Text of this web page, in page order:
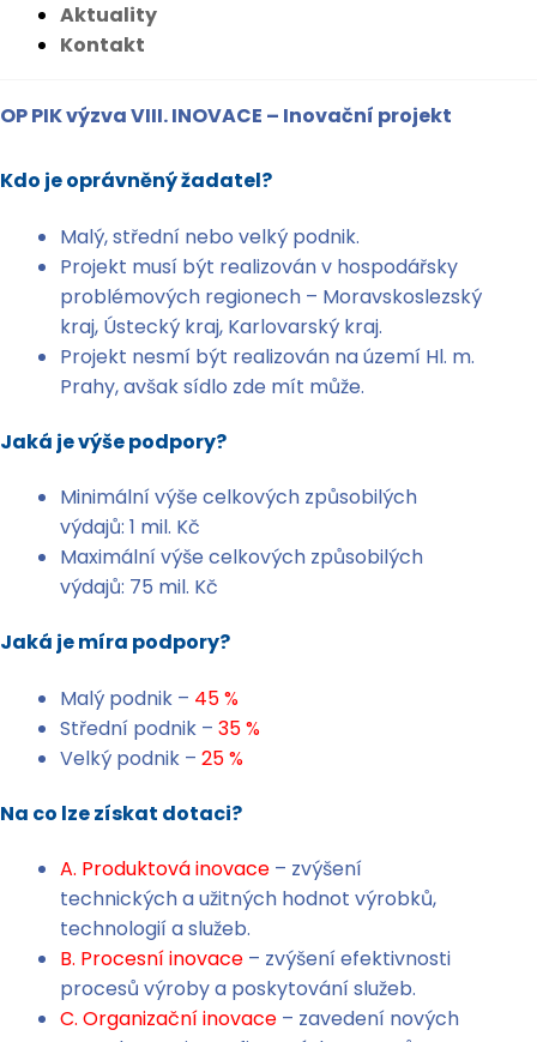
Aktuality
Kontakt
OP PIK výzva VIII. INOVACE – Inovační projekt
Kdo je oprávněný žadatel?
Malý, střední nebo velký podnik.
Projekt musí být realizován v hospodářsky
problémových regionech – Moravskoslezský
kraj, Ústecký kraj, Karlovarský kraj.
Projekt nesmí být realizován na území Hl. m.
Prahy, avšak sídlo zde mít může.
Jaká je výše podpory?
Minimální výše celkových způsobilých
výdajů: 1 mil. Kč
Maximální výše celkových způsobilých
výdajů: 75 mil. Kč
Jaká je míra podpory?
Malý podnik – 45 %
Střední podnik – 35 %
Velký podnik – 25 %
Na co lze získat dotaci?
A. Produktová inovace – zvýšení
technických a užitných hodnot výrobků,
technologií a služeb.
B. Procesní inovace – zvýšení efektivnosti
procesů výroby a poskytování služeb.
C. Organizační inovace – zavedení nových